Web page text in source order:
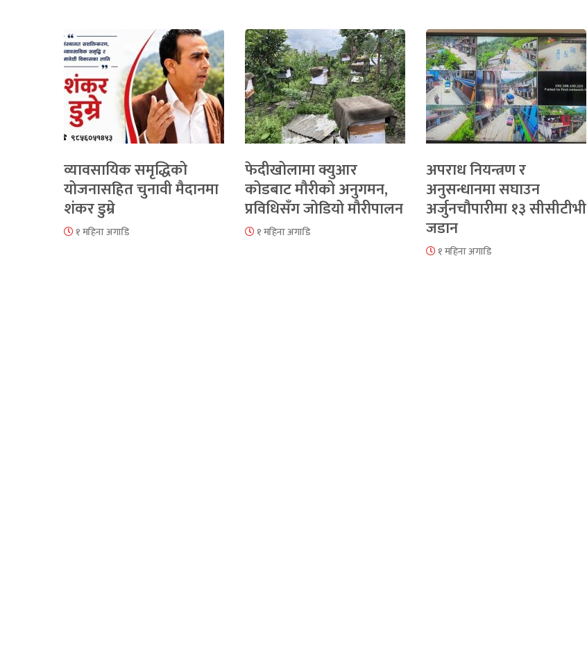
व्यावसायिक समृद्धिको
योजनासहित चुनावी मैदानमा
शंकर डुम्रे
१ महिना अगाडि
फेदीखोलामा क्युआर
कोडबाट मौरीको अनुगमन,
प्रविधिसँग जोडियो मौरीपालन
१ महिना अगाडि
अपराध नियन्त्रण र
अनुसन्धानमा सघाउन
अर्जुनचौपारीमा १३ सीसीटीभी
जडान
१ महिना अगाडि